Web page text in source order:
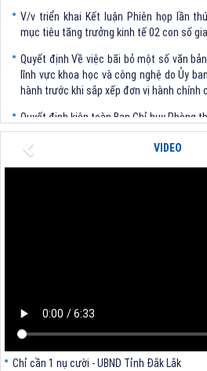
mục tiêu tăng trưởng kinh tế 02 con số
lĩnh vực khoa học và công nghệ do Ủy
hành trước khi sắp xếp đơn vị hành chính
Quyết định chấp thuận điều chỉnh chủ
nhà máy xử lý rác thải tại thành phố
phường Bình Kiến, tỉnh Đắk Lắk) của
VIDEO
Previous
Chỉ cần 1 nụ cười - UBND Tỉnh Đắk Lắk